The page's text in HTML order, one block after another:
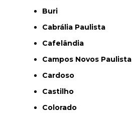
Buri
Cabrália Paulista
Cafelândia
Campos Novos Paulista
Cardoso
Castilho
Colorado